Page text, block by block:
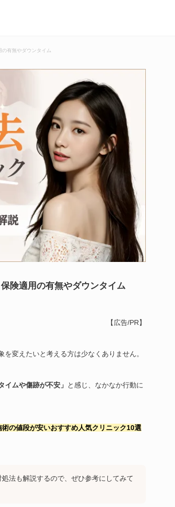
有無やダウンタイム
険適用の有無やダウンタイム
【広告/PR】
変えたいと考える方は少なくありません。
イムや傷跡が不安」 と感じ、なかなか行動に
術の値段が安いおすすめ人気クリニック10選
法も解説するので、ぜひ参考にしてみて